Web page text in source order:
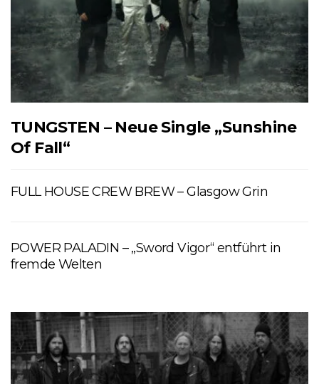
TUNGSTEN – Neue Single „Sunshine
Of Fall“
FULL HOUSE CREW BREW – Glasgow Grin
POWER PALADIN – „Sword Vigor“ entführt in
fremde Welten